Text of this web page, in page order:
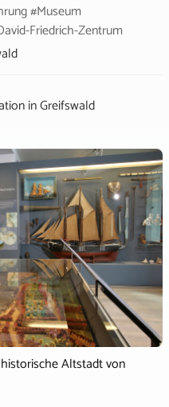
#Museum
Friedrich-Zentrum
inGreifswald
Altstadt von